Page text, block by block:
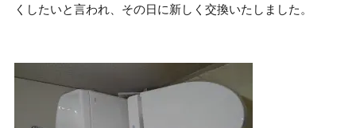
くしたいと言われ、その日に新しく交換いたしました。